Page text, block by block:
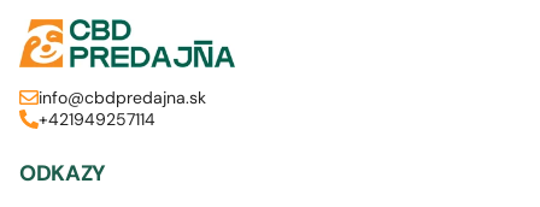
info@cbdpredajna.sk
+421949257114
ODKAZY